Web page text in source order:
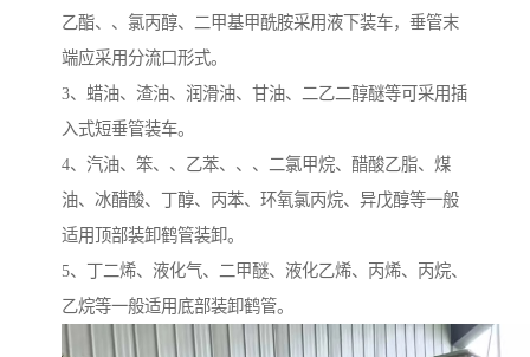
乙酯、、氯丙醇、二甲基甲酰胺采用液下装车，垂管末
端应采用分流口形式。
3、蜡油、渣油、润滑油、甘油、二乙二醇醚等可采用插
入式短垂管装车。
4、汽油、笨、、乙苯、、、二氯甲烷、醋酸乙脂、煤
油、冰醋酸、丁醇、丙苯、环氧氯丙烷、异戊醇等一般
适用顶部装卸鹤管装卸。
5、丁二烯、液化气、二甲醚、液化乙烯、丙烯、丙烷、
乙烷等一般适用底部装卸鹤管。